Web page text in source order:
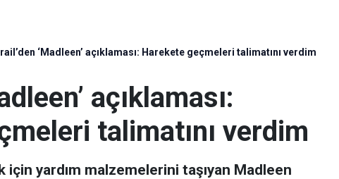
‘Madleen’ açıklaması: Harekete geçmeleri talimatını verdim
açıklaması:
talimatını verdim
için yardım malzemelerini taşıyan Madleen